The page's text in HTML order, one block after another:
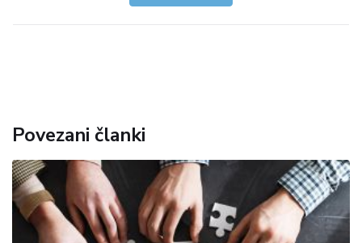
Povezani članki